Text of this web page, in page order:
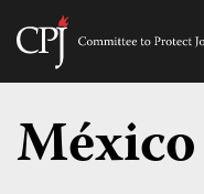
Skip
content
México